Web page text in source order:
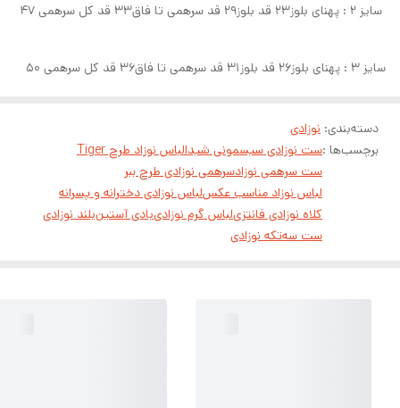
سایز ۲ : پهنای بلوز۲۳ قد بلوز۲۹ قد سرهمی تا فاق۳۳ قد کل سرهمی ۴۷
سایز ۳ : پهنای بلوز۲۶ قد بلوز۳۱ قد سرهمی تا فاق۳۶ قد کل سرهمی ۵۰
دسته‌بندی: نوزادی
برچسب‌ها :ست نوزادی سیسمونی شیدالباس نوزاد طرح Tiger
ست سرهمی نوزادسرهمی نوزادی طرح ببر
لباس نوزاد مناسب عکسلباس نوزادی دخترانه و پسرانه
کلاه نوزادی فانتزیلباس گرم نوزادیبادی آستین‌بلند نوزادی
ست سه‌تکه نوزادی